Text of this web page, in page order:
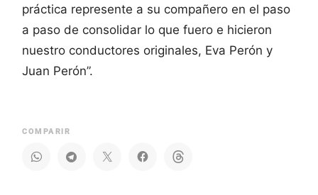
práctica represente a su compañero en el paso
a paso de consolidar lo que fuero e hicieron
nuestro conductores originales, Eva Perón y
Juan Perón”.
COMPARIR